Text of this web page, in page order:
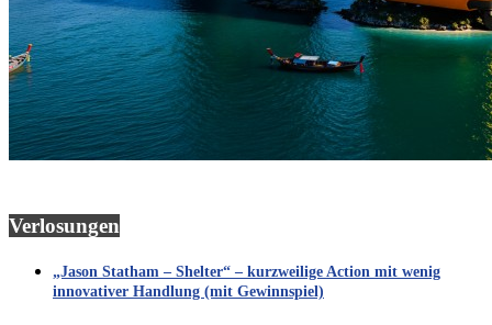
Verlosungen
„Jason Statham – Shelter“ – kurzweilige Action mit wenig
innovativer Handlung (mit Gewinnspiel)